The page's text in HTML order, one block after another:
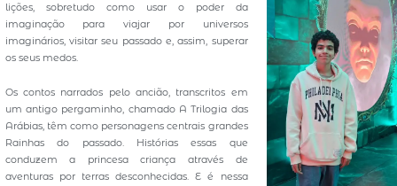
lições, sobretudo como usar o poder da
imaginação para viajar por universos
imaginários, visitar seu passado e, assim, superar
os seus medos.
Os contos narrados pelo ancião, transcritos em
um antigo pergaminho, chamado A Trilogia das
Arábias, têm como personagens centrais grandes
Rainhas do passado. Histórias essas que
conduzem a princesa criança através de
aventuras por terras desconhecidas. E é nessa